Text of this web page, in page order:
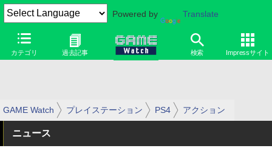
Powered by Translate
カテゴリ 過去記事 検索 Impressサイト
GAME Watch プレイステーション PS4 アクション
ニュース